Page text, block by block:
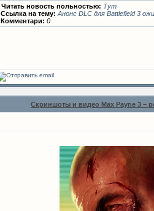
Читать новость польностью: Тут
Ссылка на тему: Анонс DLC для Battlefield 3
Комментари: 0
Скриншоты и видео Max Payne 3 –